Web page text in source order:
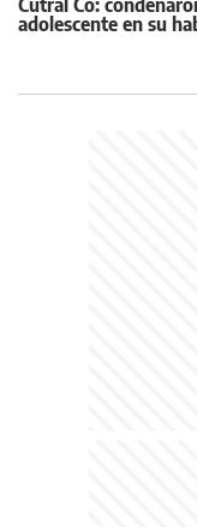
adolescente en su